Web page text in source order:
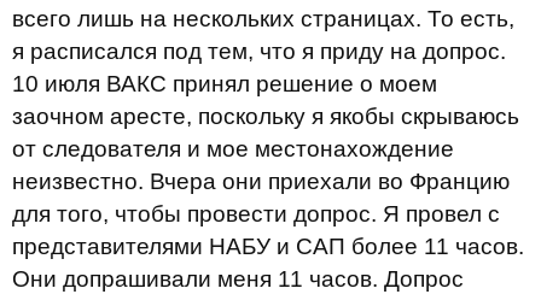
всего лишь на нескольких страницах. То есть,
я расписался под тем, что я приду на допрос.
10 июля ВАКС принял решение о моем
заочном аресте, поскольку я якобы скрываюсь
от следователя и мое местонахождение
неизвестно. Вчера они приехали во Францию
для того, чтобы провести допрос. Я провел с
представителями НАБУ и САП более 11 часов.
Они допрашивали меня 11 часов. Допрос